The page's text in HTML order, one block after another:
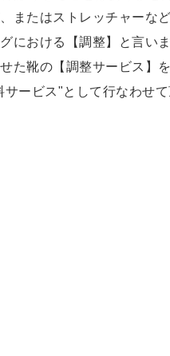
またはストレッチャーな
における【調整】と言いま
た靴の【調整サービス】
ービス"として行なわせて